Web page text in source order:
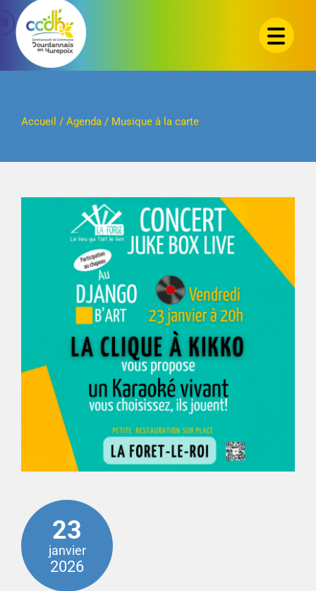
Passer
contenu
Accueil / Agenda/ Musique à la carte
23
janvier
2026